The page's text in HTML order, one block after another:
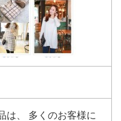
は、 多くのお客様に